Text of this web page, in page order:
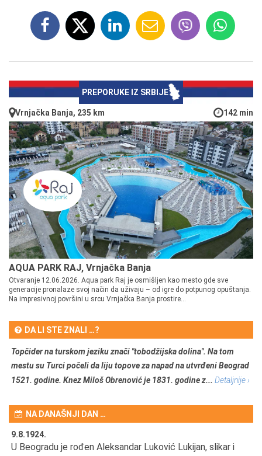
PREPORUKE IZ SRBIJE
Vrnjačka Banja, 235 km 142 min
AQUA PARK RAJ, Vrnjačka Banja
Otvaranje 12.06.2026. Aqua park Raj je osmišljen kao mesto gde sve
generacije pronalaze svoj način da uživaju – od igre do potpunog opuštanja.
Na impresivnoj površini u srcu Vrnjačka Banja prostire...
DA LI STE ZNALI …?
Topčider na turskom jeziku znači "tobodžijska dolina". Na tom
mestu su Turci počeli da liju topove za napad na utvrđeni Beograd
1521. godine. Knez Miloš Obrenović je 1831. godine z... Detaljnije ›
NA DANAŠNJI DAN …
9.8.1924.
U Beogradu je rođen Aleksandar Luković Lukijan, slikar i